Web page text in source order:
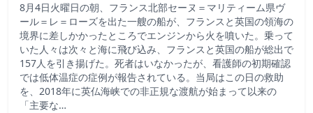
8月4日火曜日の朝、フランス北部セーヌ＝マリティーム県ヴ
ール＝レ＝ローズを出た一艘の船が、フランスと英国の領海の
境界に差しかかったところでエンジンから火を噴いた。乗って
いた人々は次々と海に飛び込み、フランスと英国の船が総出で
157人を引き揚げた。死者はいなかったが、看護師の初期確認
では低体温症の症例が報告されている。当局はこの日の救助
を、2018年に英仏海峡での非正規な渡航が始まって以来の
「主要な…